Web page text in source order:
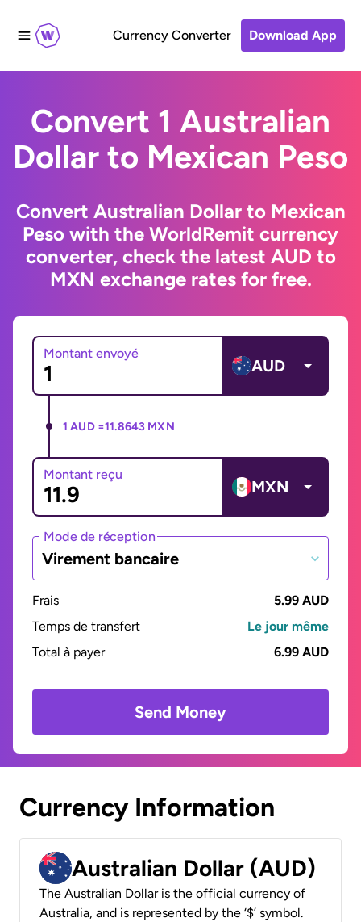
Currency Converter Download App
Convert 1 Australian
Dollar to Mexican Peso
Convert Australian Dollar to Mexican
Peso with the WorldRemit currency
converter, check the latest AUD to
MXN exchange rates for free.
Montant envoyé
AUD
1 AUD =11.8643 MXN
Montant reçu
MXN
Mode de réception
Virement bancaire
Frais
5.99 AUD
Temps de transfert
Le jour même
Total à payer
6.99 AUD
Send Money
Currency Information
Australian Dollar (AUD)
The Australian Dollar is the official currency of
Australia, and is represented by the ‘$’ symbol.